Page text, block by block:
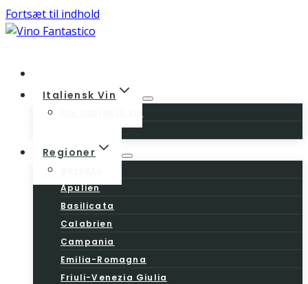
Fortsæt til indhold
Italiensk Vin
Regioner
Apulien
Basilicata
Calabrien
Campania
Emilia-Romagna
Friuli-Venezia Giulia